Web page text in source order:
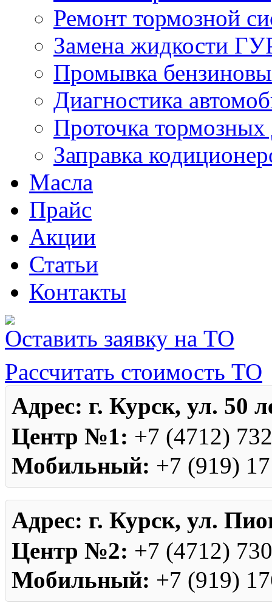
Ремонт тормозной
Замена жидкости
Промывка
Диагностика
Проточка тормозных
Заправка
Масла
Прайс
Акции
Статьи
Контакты
Оставить заявку на ТО
Рассчитать стоимость ТО
Адрес: г. Курск, ул. 50
Центр №1: +7 (4712)
Мобильный: +7 (919)
Адрес: г. Курск, ул.
Центр №2: +7 (4712)
Мобильный: +7 (919)